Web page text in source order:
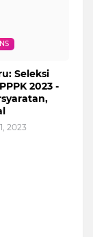
Seleksi
2023 -
2023